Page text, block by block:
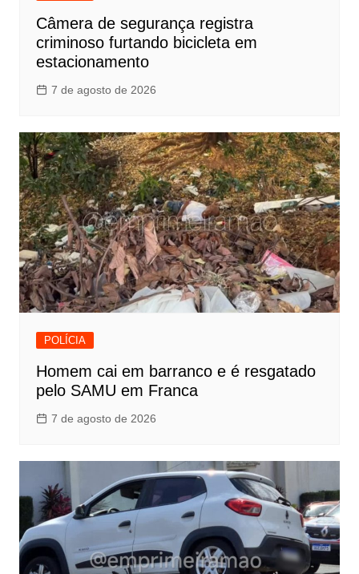
Câmera de segurança registra
criminoso furtando bicicleta em
estacionamento
7 de agosto de 2026
POLÍCIA
Homem cai em barranco e é resgatado
pelo SAMU em Franca
7 de agosto de 2026